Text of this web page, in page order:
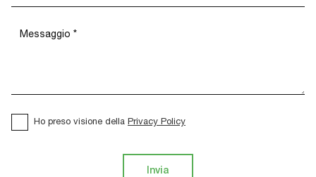
Ho preso visione della Privacy Policy
Invia